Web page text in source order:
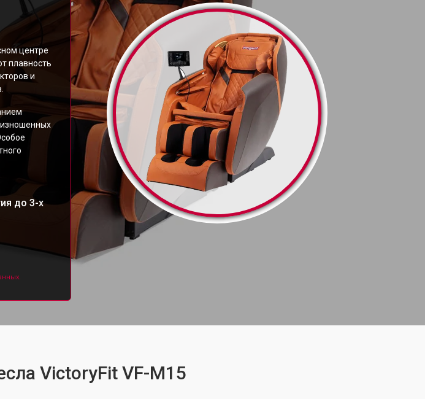
центре
плавность
и
изношенных
до 3-х
VictoryFit VF-M15